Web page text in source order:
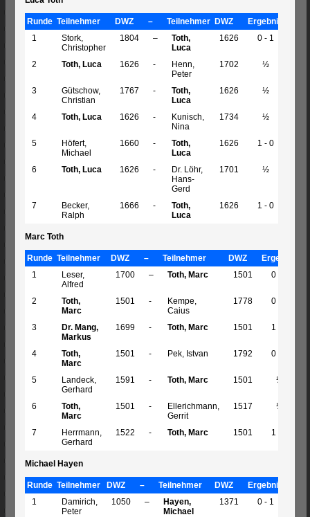
Runde Teilnehmer DWZ – Teilnehmer DWZ
Ergebnis
1
Stork,
Christopher
1804 –
Toth,
Luca
1626 0 - 1
2 Toth, Luca 1626 -
Henn,
Peter
1702 ½
3
Gütschow,
Christian
1767 -
Toth,
Luca
1626 ½
4 Toth, Luca 1626 -
Kunisch,
Nina
1734 ½
5
Höfert,
Michael
1660 -
Toth,
Luca
1626 1 - 0
6 Toth, Luca 1626 -
Dr. Löhr,
Hans-
Gerd
1701 ½
7
Becker,
Ralph
1666 -
Toth,
Luca
1626 1 - 0
Marc Toth
Runde Teilnehmer DWZ – Teilnehmer DWZ
Ergebnis
1
Leser,
Alfred
1700 – Toth, Marc 1501 0 - 1
2
Toth,
Marc
1501 -
Kempe,
Caius
1778 0 - 1
3
Dr. Mang,
Markus
1699 - Toth, Marc 1501 1 - 0
4
Toth,
Marc
1501 - Pek, Istvan 1792 0 - 1
5
Landeck,
Gerhard
1591 - Toth, Marc 1501 ½
6
Toth,
Marc
1501 -
Ellerichmann,
Gerrit
1517 ½
7
Herrmann,
Gerhard
1522 - Toth, Marc 1501 1 - 0
Michael Hayen
Runde Teilnehmer DWZ – Teilnehmer DWZ
Ergebnis
1
Damirich,
Peter
1050 –
Hayen,
Michael
1371 0 - 1